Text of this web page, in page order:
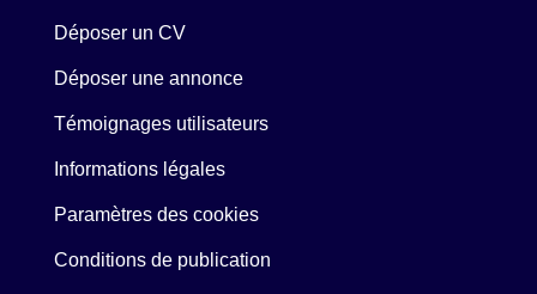
Déposer un CV
Déposer une annonce
Témoignages utilisateurs
Informations légales
Paramètres des cookies
Conditions de publication